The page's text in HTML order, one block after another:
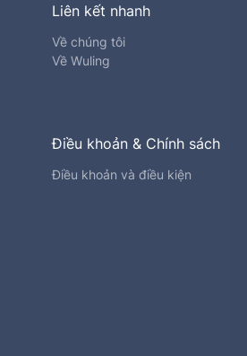
Liên kết nhanh
Về chúng tôi
Về Wuling
Điều khoản & Chính sách
Điều khoản và điều kiện